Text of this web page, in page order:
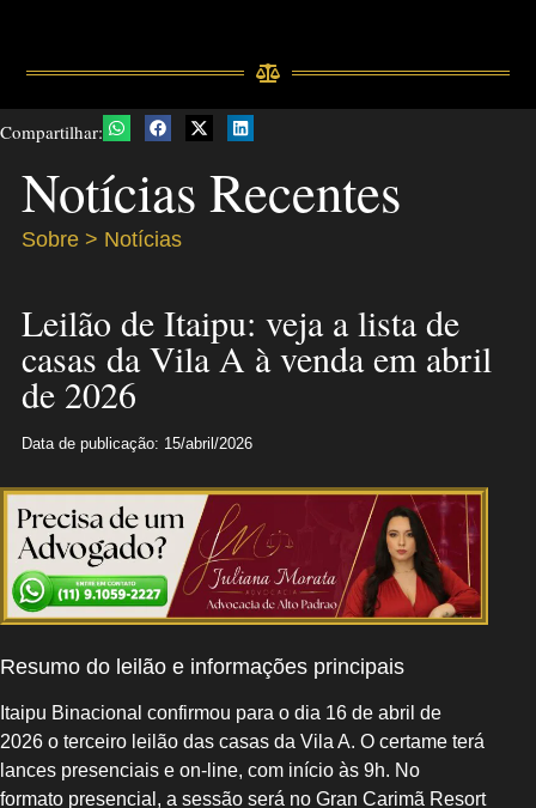
Compartilhar:
Notícias Recentes
Sobre > Notícias
Leilão de Itaipu: veja a lista de
casas da Vila A à venda em abril
de 2026
Data de publicação: 15/abril/2026
Resumo do leilão e informações principais
Itaipu Binacional confirmou para o dia 16 de abril de
2026 o terceiro leilão das casas da Vila A. O certame terá
lances presenciais e on-line, com início às 9h. No
formato presencial, a sessão será no Gran Carimã Resort